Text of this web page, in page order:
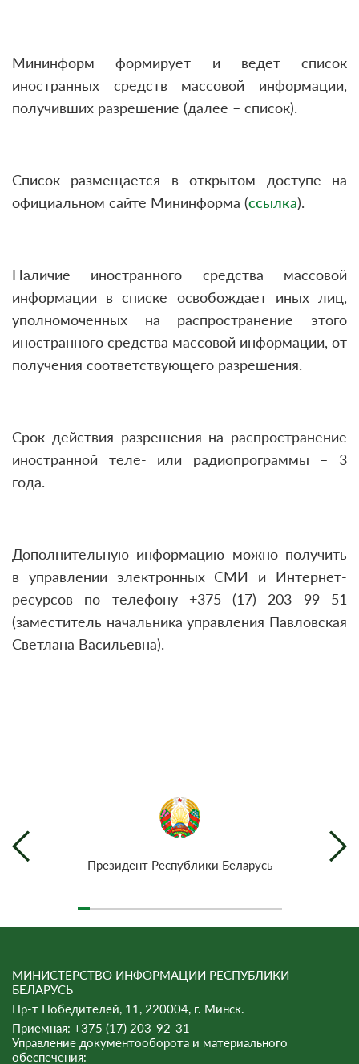
Мининформ формирует и ведет список
иностранных средств массовой информации,
получивших разрешение (далее – список).
Список размещается в открытом доступе на
официальном сайте Мининформа (ссылка).
Наличие иностранного средства массовой
информации в списке освобождает иных лиц,
уполномоченных на распространение этого
иностранного средства массовой информации, от
получения соответствующего разрешения.
Срок действия разрешения на распространение
иностранной теле- или радиопрограммы – 3
года.
Дополнительную информацию можно получить
в управлении электронных СМИ и Интернет-
ресурсов по телефону +375 (17) 203 99 51
(заместитель начальника управления Павловская
Светлана Васильевна).
Президент Республики Беларусь
МИНИСТЕРСТВО ИНФОРМАЦИИ РЕСПУБЛИКИ
БЕЛАРУСЬ
Пр-т Победителей, 11, 220004, г. Минск.
Приемная: +375 (17) 203-92-31
Управление документооборота и материального
обеспечения: